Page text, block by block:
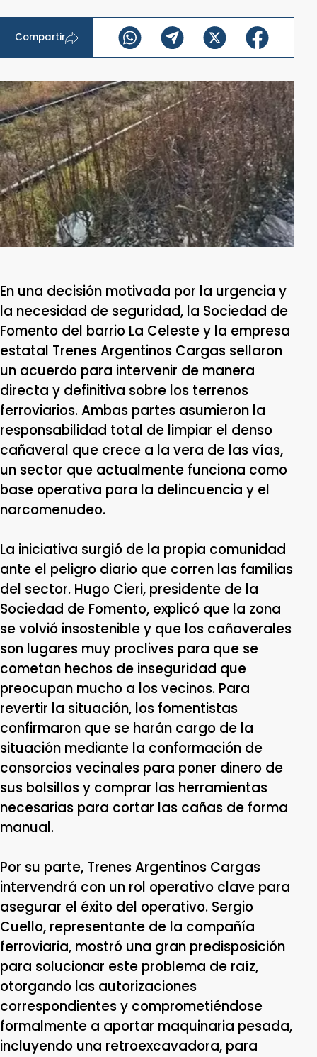
Compartir
En una decisión motivada por la urgencia y
la necesidad de seguridad, la Sociedad de
Fomento del barrio La Celeste y la empresa
estatal Trenes Argentinos Cargas sellaron
un acuerdo para intervenir de manera
directa y definitiva sobre los terrenos
ferroviarios. Ambas partes asumieron la
responsabilidad total de limpiar el denso
cañaveral que crece a la vera de las vías,
un sector que actualmente funciona como
base operativa para la delincuencia y el
narcomenudeo.
La iniciativa surgió de la propia comunidad
ante el peligro diario que corren las familias
del sector. Hugo Cieri, presidente de la
Sociedad de Fomento, explicó que la zona
se volvió insostenible y que los cañaverales
son lugares muy proclives para que se
cometan hechos de inseguridad que
preocupan mucho a los vecinos. Para
revertir la situación, los fomentistas
confirmaron que se harán cargo de la
situación mediante la conformación de
consorcios vecinales para poner dinero de
sus bolsillos y comprar las herramientas
necesarias para cortar las cañas de forma
manual.
Por su parte, Trenes Argentinos Cargas
intervendrá con un rol operativo clave para
asegurar el éxito del operativo. Sergio
Cuello, representante de la compañía
ferroviaria, mostró una gran predisposición
para solucionar este problema de raíz,
otorgando las autorizaciones
correspondientes y comprometiéndose
formalmente a aportar maquinaria pesada,
incluyendo una retroexcavadora, para